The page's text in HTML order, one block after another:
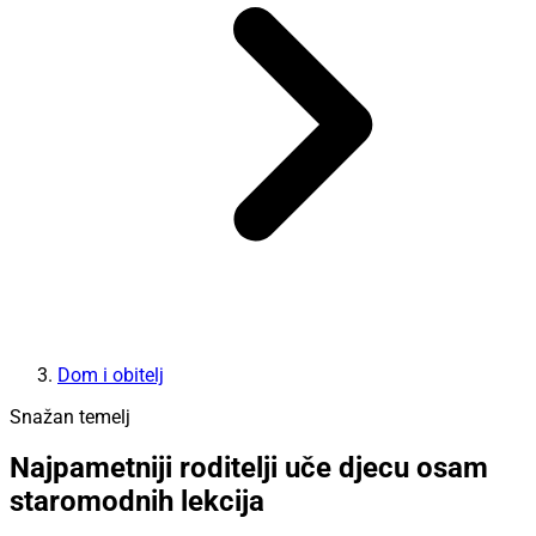
Dom i obitelj
Snažan temelj
Najpametniji roditelji uče djecu osam
staromodnih lekcija